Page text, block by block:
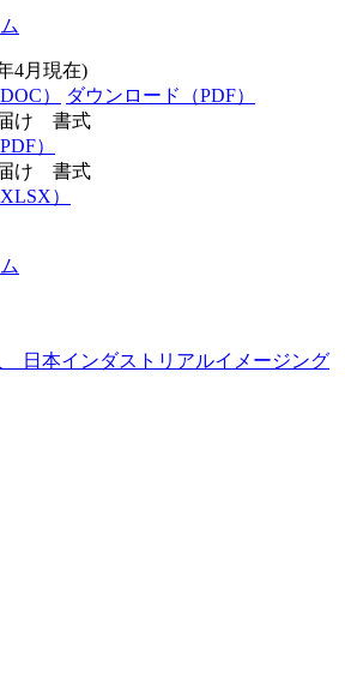
4月現在)
）
ダウンロード（PDF）
け 書式
）
け 書式
）